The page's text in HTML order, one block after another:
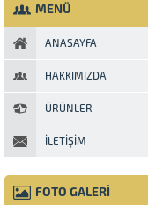
MENÜ
ANASAYFA
HAKKIMIZDA
ÜRÜNLER
İLETIŞIM
FOTO GALERİ